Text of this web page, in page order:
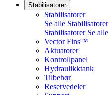
Stabilisatorer
Stabilisatorer
Se alle Stabilisatorer
Stabilisatorer Se alle
Vector Fins™
Aktuatorer
Kontrollpanel
Hydraulikktank
Tilbehør
Reservedeler